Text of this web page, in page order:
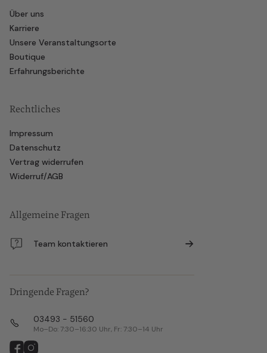
Über uns
Karriere
Unsere Veranstaltungsorte
Boutique
Erfahrungsberichte
Rechtliches
Impressum
Datenschutz
Vertrag widerrufen
Widerruf/AGB
Allgemeine Fragen
Team kontaktieren
Dringende Fragen?
03493 - 51560
Mo–Do: 7:30–16:30 Uhr, Fr: 7:30–14 Uhr